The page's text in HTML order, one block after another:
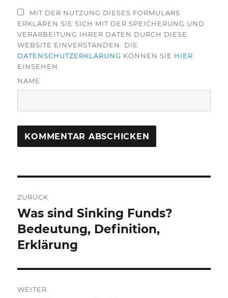
MIT DER NUTZUNG DIESES FORMULARS
ERKLÄREN SIE SICH MIT DER SPEICHERUNG UND
VERARBEITUNG IHRER DATEN DURCH DIESE
WEBSITE EINVERSTANDEN. DIE
DATENSCHUTZERKLÄRUNG KÖNNEN SIE HIER
EINSEHEN.
NAME
ZURÜCK
Vorheriger
Beitrag:
Was sind Sinking Funds?
Bedeutung, Definition,
Erklärung
WEITER